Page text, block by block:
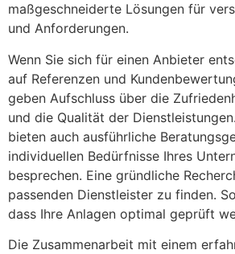
maßgeschneiderte Lösungen für
und Anforderungen.
Wenn Sie sich für einen Anbieter
auf Referenzen und
geben Aufschluss über die
und die Qualität der
bieten auch ausführliche
individuellen Bedürfnisse Ihres
besprechen. Eine gründliche
passenden Dienstleister zu finden.
dass Ihre Anlagen optimal geprüft
Die Zusammenarbeit mit einem